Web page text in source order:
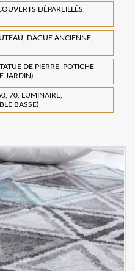
DÉPAREILLÉS,
DAGUE ANCIENNE,
DE PIERRE, POTICHE
JARDIN)
70, LUMINAIRE,
BASSE)